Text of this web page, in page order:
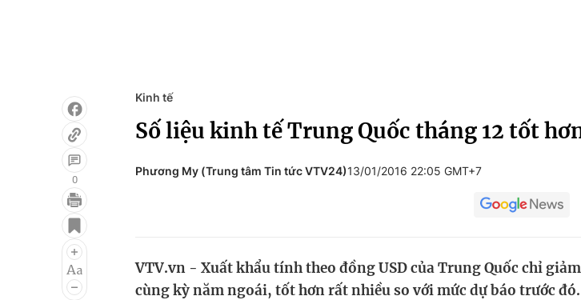
Điện ảnh
Âm nhạc
Làm đẹp
Học trực tuyến
0
Kinh tế
Số liệu kinh tế Trung Quốc tháng 12 tốt
Phương My (Trung tâm Tin tức VTV24)13/01/2016 22:05 GMT+7
VTV.vn - Xuất khẩu tính theo đồng USD của Trung Quốc chỉ
cùng kỳ năm ngoái, tốt hơn rất nhiều so với mức dự báo trước đó.